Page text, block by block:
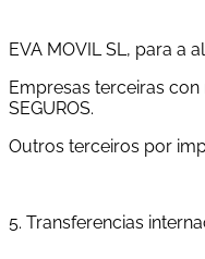
EVA MOVIL SL, para a
Empresas terceiras
SEGUROS.
Outros terceiros por
5. Transferencias